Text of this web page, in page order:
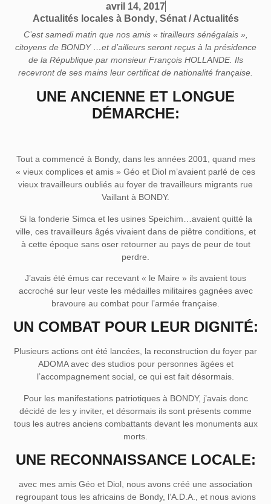
avril 14, 2017
Actualités locales à Bondy, Sénat / Actualités
C’est samedi matin que nos amis « tirailleurs sénégalais »,
citoyens de BONDY …et d’ailleurs seront reçus à la présidence
de la République par monsieur François HOLLANDE. Ils
recevront de ses mains leur certificat de nationalité française.
UNE ANCIENNE ET LONGUE
DÉMARCHE:
Tout a commencé à Bondy, dans les années 2001, quand mes
« vieux complices et amis » Géo et Diol m’avaient parlé de ces
vieux travailleurs oubliés au foyer de travailleurs migrants rue
Vaillant à BONDY.
Si la fonderie Simca et les usines Speichim…avaient quitté la
ville, ces travailleurs âgés vivaient dans de piêtre conditions, et
à cette époque sans oser retourner au pays de peur de tout
perdre.
J’avais été émus car recevant « le Maire » ils avaient tous
accroché sur leur veste les médailles militaires gagnées avec
bravoure au combat pour l’armée française.
UN COMBAT POUR LEUR DIGNITÉ:
Plusieurs actions ont été lancées, la reconstruction du foyer par
ADOMA avec des studios pour personnes âgées et
l’accompagnement social, ce qui est fait désormais.
Pour les manifestations patriotiques à BONDY, j’avais donc
décidé de les y inviter, et désormais ils sont présents comme
tous les autres anciens combattants devant les monuments aux
morts.
UNE RECONNAISSANCE LOCALE:
avec mes amis Géo et Diol, nous avons créé une association
regroupant tous les africains de Bondy, l’A.D.A., et nous avions